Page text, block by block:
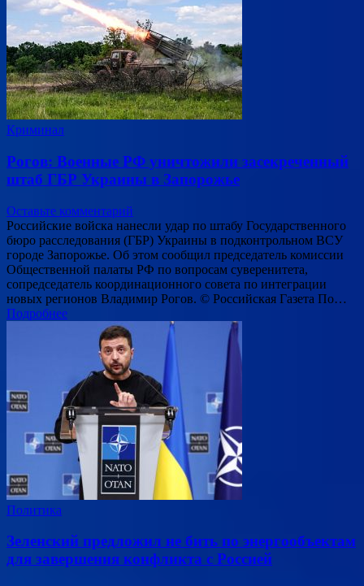
Криминал
Рогов: Военные РФ уничтожили засекреченный
штаб ГБР Украины в Запорожье
Оставьте комментарий
Российские войска нанесли удар по штабу Государственного
бюро расследования (ГБР) Украины в подконтрольном ВСУ
городе Запорожье. Об этом сообщил председатель комиссии
Общественной палаты РФ по вопросам суверенитета,
сопредседатель координационного совета по интеграции
новых регионов Владимир Рогов. © Российская Газета По…
Подробнее
Политика
Зеленский предложил не бить по энергообъектам
для завершения конфликта с Россией